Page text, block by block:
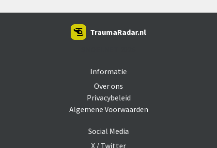
Informatie
Over ons
Privacybeleid
Algemene Voorwaarden
Social Media
X / Twitter
TraumaRadar.nl